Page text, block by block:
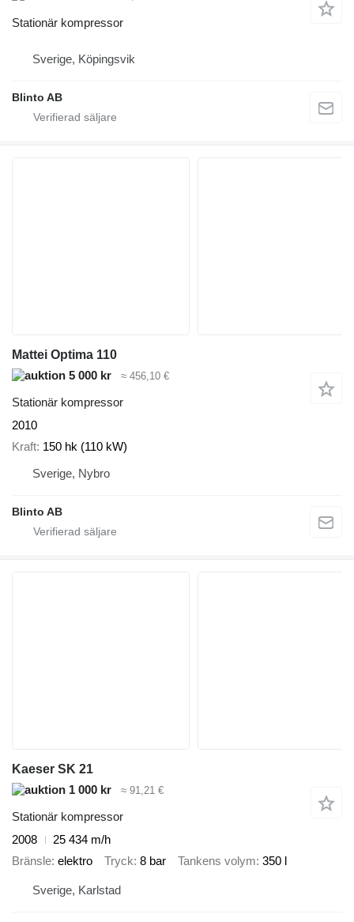
Stationär kompressor
Sverige, Köpingsvik
Blinto AB
Mattei Optima 110
5 000 kr
≈ 456,10 €
Stationär kompressor
2010
Kraft 150 hk (110 kW)
Sverige, Nybro
Blinto AB
Kaeser SK 21
1 000 kr
≈ 91,21 €
Stationär kompressor
2008
25 434 m/h
Bränsle elektro Tryck 8 bar Tankens volym 350 l
Sverige, Karlstad